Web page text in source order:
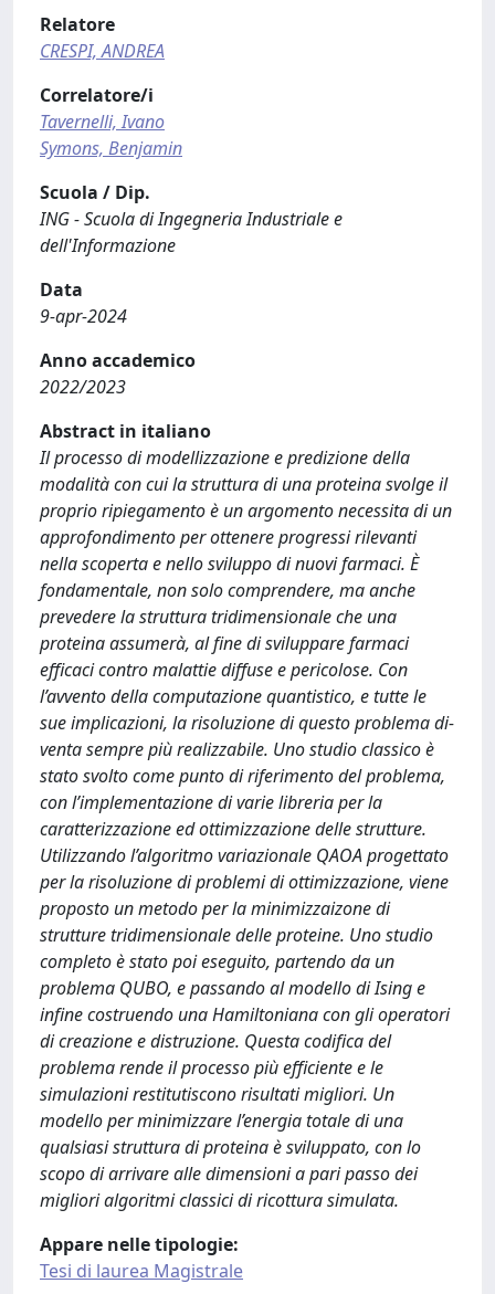
Relatore
CRESPI, ANDREA
Correlatore/i
Tavernelli, Ivano
Symons, Benjamin
Scuola / Dip.
ING - Scuola di Ingegneria Industriale e
dell'Informazione
Data
9-apr-2024
Anno accademico
2022/2023
Abstract in italiano
Il processo di modellizzazione e predizione della
modalità con cui la struttura di una proteina svolge il
proprio ripiegamento è un argomento necessita di un
approfondimento per ottenere progressi rilevanti
nella scoperta e nello sviluppo di nuovi farmaci. È
fondamentale, non solo comprendere, ma anche
prevedere la struttura tridimensionale che una
proteina assumerà, al fine di sviluppare farmaci
efficaci contro malattie diffuse e pericolose. Con
l’avvento della computazione quantistico, e tutte le
sue implicazioni, la risoluzione di questo problema di-
venta sempre più realizzabile. Uno studio classico è
stato svolto come punto di riferimento del problema,
con l’implementazione di varie libreria per la
caratterizzazione ed ottimizzazione delle strutture.
Utilizzando l’algoritmo variazionale QAOA progettato
per la risoluzione di problemi di ottimizzazione, viene
proposto un metodo per la minimizzaizone di
strutture tridimensionale delle proteine. Uno studio
completo è stato poi eseguito, partendo da un
problema QUBO, e passando al modello di Ising e
infine costruendo una Hamiltoniana con gli operatori
di creazione e distruzione. Questa codifica del
problema rende il processo più efficiente e le
simulazioni restitutiscono risultati migliori. Un
modello per minimizzare l’energia totale di una
qualsiasi struttura di proteina è sviluppato, con lo
scopo di arrivare alle dimensioni a pari passo dei
migliori algoritmi classici di ricottura simulata.
Appare nelle tipologie:
Tesi di laurea Magistrale